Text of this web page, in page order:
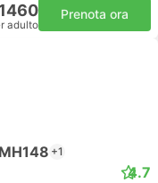
adulto
Prenota ora
+1
4.7